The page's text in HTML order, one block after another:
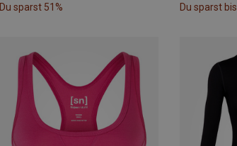
Du sparst 51% Du sparst